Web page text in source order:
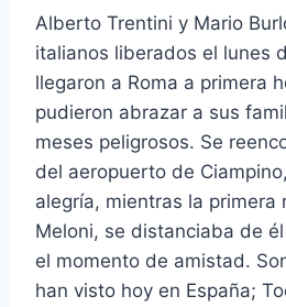
Alberto Trentini y Mario
italianos liberados el lunes
llegaron a Roma a primera
pudieron abrazar a sus
meses peligrosos. Se
del aeropuerto de
alegría, mientras la primera
Meloni, se distanciaba de
el momento de amistad.
han visto hoy en España;